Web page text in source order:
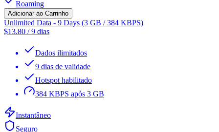
Roaming
Adicionar ao Carrinho
Unlimited Data - 9 Days (3 GB / 384 KBPS)
$13.80 /9 dias
Dados ilimitados
9 dias de validade
Hotspot habilitado
384 KBPS após 3 GB
Instantâneo
Seguro